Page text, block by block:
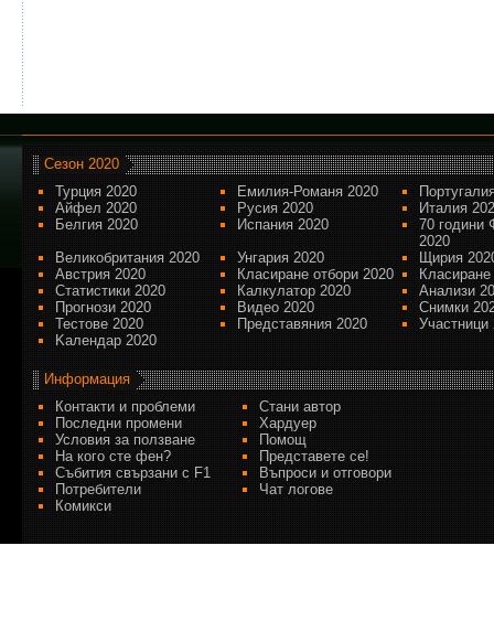
Сезон 2020
Турция 2020
Емилия-Романя 2020
Айфел 2020
Русия 2020
Италия
Белгия 2020
Испания 2020
70 години
2020
Великобритания 2020
Унгария 2020
Щирия
Австрия 2020
Класиране отбори 2020
Статистики 2020
Калкулатор 2020
Анализи
Прогнози 2020
Видео 2020
Снимки
Тестове 2020
Представяния 2020
Участници
Kалендар 2020
Информация
Контакти и проблеми
Стани автор
Последни промени
Хардуер
Условия за ползване
Помощ
На кого сте фен?
Представете се!
Събития свързани с F1
Въпроси и отговори
Потребители
Чат логове
Комикси